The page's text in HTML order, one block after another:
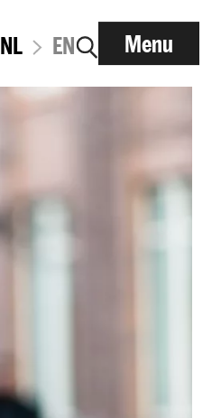
NL EN Menu